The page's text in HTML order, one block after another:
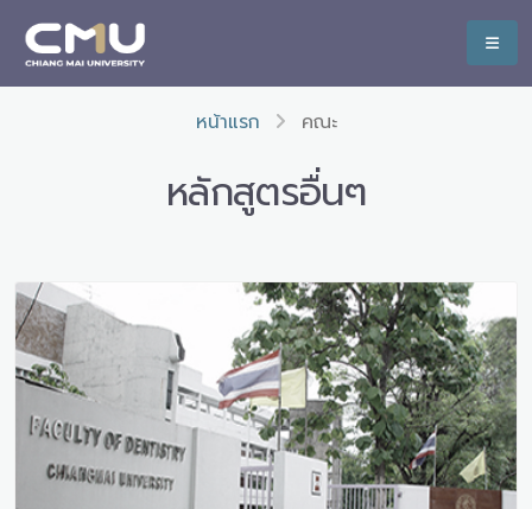
หน้าแรก คณะ
หลักสูตรอื่นๆ